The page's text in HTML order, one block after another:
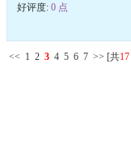
好评度: 0 点
<< 1 2 3 4 5 6 7 >> [共17